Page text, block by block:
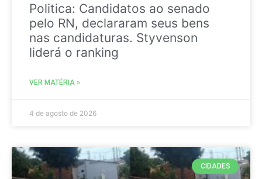
Politica: Candidatos ao senado
pelo RN, declararam seus bens
nas candidaturas. Styvenson
liderá o ranking
VER MATÉRIA »
4 de agosto de 2026
CIDADES